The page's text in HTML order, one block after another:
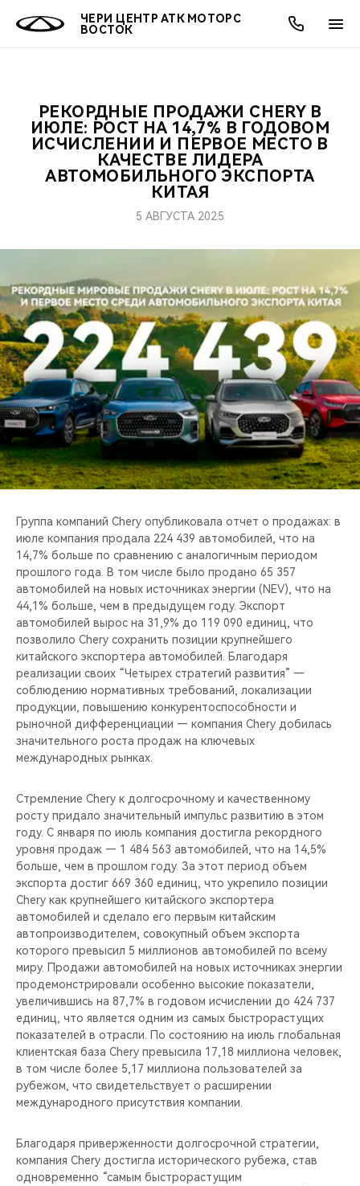
ЧЕРИ ЦЕНТР АТК МОТОРС
ВОСТОК
МОДЕЛИ
НОВИНКИ
ПОКУПАТЕЛЯМ
ВЫБОР И ПОКУПКА
ВЛАДЕЛЬЦАМ
CHERY CONNECT
МИР CHERY
ЛЮДИ CHERY
БЛАГОТВОРИТЕЛЬНОСТЬ
CHERY REMOTE
CHERY И СПОРТ
НАШИ МЕРОПРИЯТИЯ
ВИДЕООБЗОРЫ
CHERY ДЛЯ ДЕТЕЙ
АКЦИИ
ВЫГОДЫ И АКЦИИ
ОНЛАЙН СЕРВИСЫ
ВЫБОР И ПОКУПКА
О КОМПАНИИ
РЕКОРДНЫЕ ПРОДАЖИ CHERY В
ИЮЛЕ: РОСТ НА 14,7% В ГОДОВОМ
ИСЧИСЛЕНИИ И ПЕРВОЕ МЕСТО В
КАЧЕСТВЕ ЛИДЕРА
АВТОМОБИЛЬНОГО ЭКСПОРТА
КИТАЯ
5 АВГУСТА 2025
Группа компаний Chery опубликовала отчет о продажах: в
июле компания продала 224 439 автомобилей, что на
14,7% больше по сравнению с аналогичным периодом
прошлого года. В том числе было продано 65 357
автомобилей на новых источниках энергии (NEV), что на
44,1% больше, чем в предыдущем году. Экспорт
автомобилей вырос на 31,9% до 119 090 единиц, что
позволило Chery сохранить позиции крупнейшего
китайского экспортера автомобилей. Благодаря
реализации своих “Четырех стратегий развития” —
соблюдению нормативных требований, локализации
продукции, повышению конкурентоспособности и
рыночной дифференциации — компания Chery добилась
значительного роста продаж на ключевых
международных рынках.
Стремление Chery к долгосрочному и качественному
росту придало значительный импульс развитию в этом
году. С января по июль компания достигла рекордного
уровня продаж — 1 484 563 автомобилей, что на 14,5%
больше, чем в прошлом году. За этот период объем
экспорта достиг 669 360 единиц, что укрепило позиции
Chery как крупнейшего китайского экспортера
автомобилей и сделало его первым китайским
автопроизводителем, совокупный объем экспорта
которого превысил 5 миллионов автомобилей по всему
миру. Продажи автомобилей на новых источниках энергии
продемонстрировали особенно высокие показатели,
увеличившись на 87,7% в годовом исчислении до 424 737
единиц, что является одним из самых быстрорастущих
показателей в отрасли. По состоянию на июль глобальная
клиентская база Chery превысила 17,18 миллиона человек,
в том числе более 5,17 миллиона пользователей за
рубежом, что свидетельствует о расширении
международного присутствия компании.
Благодаря приверженности долгосрочной стратегии,
компания Chery достигла исторического рубежа, став
одновременно “самым быстрорастущим